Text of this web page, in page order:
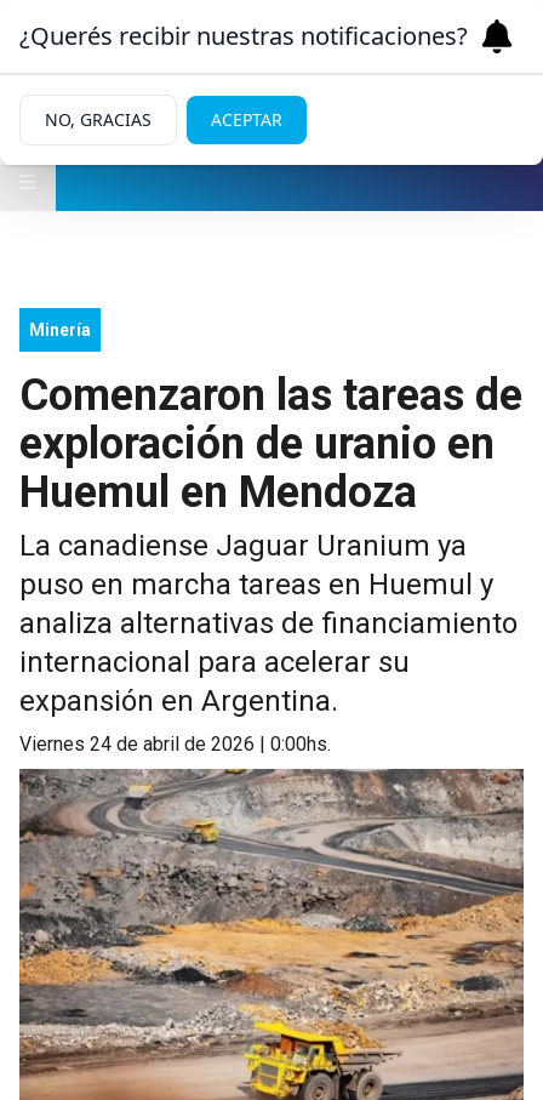
Minería
Comenzaron las tareas de
exploración de uranio en
Huemul en Mendoza
La canadiense Jaguar Uranium ya
puso en marcha tareas en Huemul y
analiza alternativas de financiamiento
internacional para acelerar su
expansión en Argentina.
viernes 24 de abril de 2026 | 0:00hs.
¿Querés recibir nuestras notificaciones?
NO, GRACIAS ACEPTAR